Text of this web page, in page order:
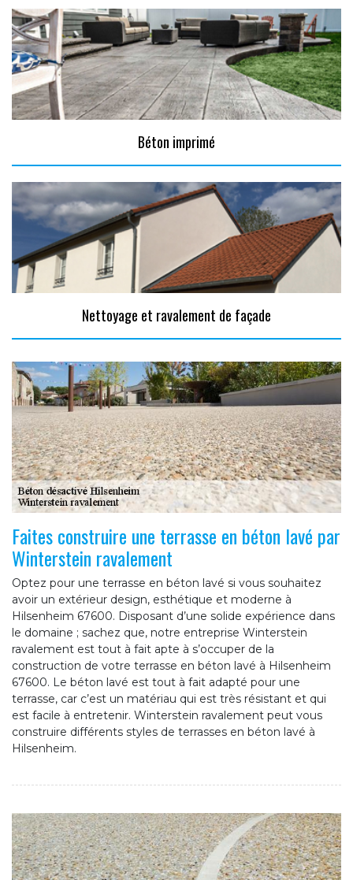
Béton imprimé
Nettoyage et ravalement de façade
Faites construire une terrasse en béton lavé par
Winterstein ravalement
Optez pour une terrasse en béton lavé si vous souhaitez
avoir un extérieur design, esthétique et moderne à
Hilsenheim 67600. Disposant d’une solide expérience dans
le domaine ; sachez que, notre entreprise Winterstein
ravalement est tout à fait apte à s’occuper de la
construction de votre terrasse en béton lavé à Hilsenheim
67600. Le béton lavé est tout à fait adapté pour une
terrasse, car c’est un matériau qui est très résistant et qui
est facile à entretenir. Winterstein ravalement peut vous
construire différents styles de terrasses en béton lavé à
Hilsenheim.